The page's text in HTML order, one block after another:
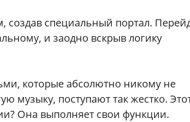
специальный портал.
и заодно вскрыв логику
которые абсолютно никому не
музыку, поступают так жестко.
Она выполняет свои функции.